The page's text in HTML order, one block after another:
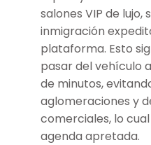
salones VIP de lujo,
inmigración
plataforma. Esto
pasar del vehículo
de minutos,
aglomeraciones y
comerciales, lo
agenda apretada.